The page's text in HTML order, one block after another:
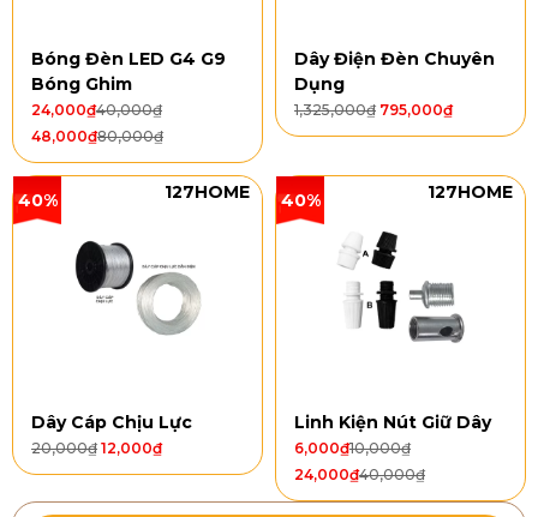
Bóng Đèn LED G4 G9
Bóng Ghim
40,000₫
24,000₫
80,000₫
48,000₫
Dây Điện Đèn Chuyên
Dụng
1,325,000₫ 795,000₫
40% 127HOME
Dây Cáp Chịu Lực
20,000₫ 12,000₫
40% 127HOME
Linh Kiện Nút Giữ Dây
10,000₫
6,000₫
40,000₫
24,000₫